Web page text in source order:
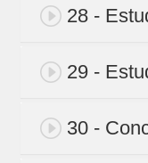
28 -
29 -
30 -